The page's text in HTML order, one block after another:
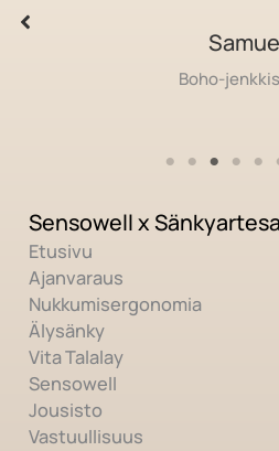
Boho-
Sensowell x
Etusivu
Ajanvaraus
Nukkumisergonomia
Älysänky
Vita Talalay
Sensowell
Jousisto
Vastuullisuus